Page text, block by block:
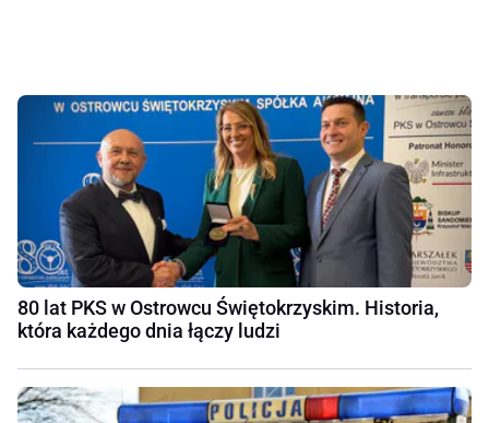
80 lat PKS w Ostrowcu Świętokrzyskim. Historia,
która każdego dnia łączy ludzi